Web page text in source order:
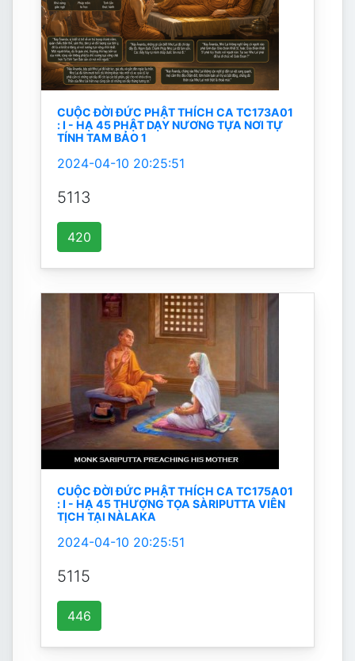
CUỘC ĐỜI ĐỨC PHẬT THÍCH CA TC173A01
: I - HẠ 45 PHẬT DẠY NƯƠNG TỰA NƠI TỰ
TÍNH TAM BẢO 1
2024-04-10 20:25:51
5113
420
CUỘC ĐỜI ĐỨC PHẬT THÍCH CA TC175A01
: I - HẠ 45 THƯỢNG TỌA SÀRIPUTTA VIÊN
TỊCH TẠI NÀLAKA
2024-04-10 20:25:51
5115
446